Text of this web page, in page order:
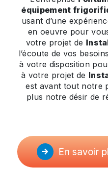
équipement
usant d’une
en oeuvre pour
votre projet de
l’écoute de vos
à votre disposition
à votre projet de
est avant tout notre
plus notre désir de
En savoir